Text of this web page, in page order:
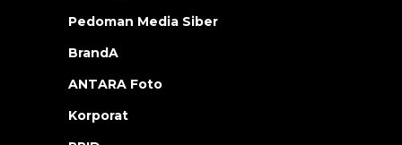
Pedoman Media Siber
BrandA
ANTARA Foto
Korporat